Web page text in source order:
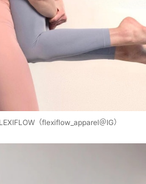
（flexiflow_apparel＠IG）